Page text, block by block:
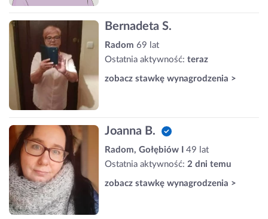
Bernadeta S.
Radom 69 lat
Ostatnia aktywność: teraz
zobacz stawkę wynagrodzenia >
Joanna B.
Radom, Gołębiów I 49 lat
Ostatnia aktywność: 2 dni temu
zobacz stawkę wynagrodzenia >